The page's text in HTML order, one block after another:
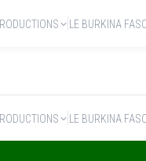
LE BURKINA
LE BURKINA